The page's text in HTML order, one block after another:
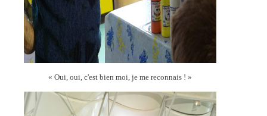
« Oui, oui, c'est bien moi, je me reconnais ! »